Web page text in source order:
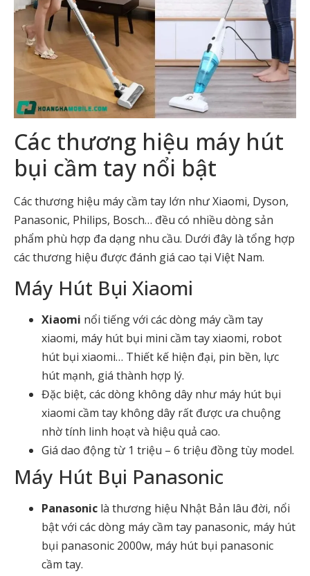
Các thương hiệu máy hút
bụi cầm tay nổi bật
Các thương hiệu máy cầm tay lớn như Xiaomi, Dyson,
Panasonic, Philips, Bosch… đều có nhiều dòng sản
phẩm phù hợp đa dạng nhu cầu. Dưới đây là tổng hợp
các thương hiệu được đánh giá cao tại Việt Nam.
Máy Hút Bụi Xiaomi
Xiaomi nổi tiếng với các dòng máy cầm tay
xiaomi, máy hút bụi mini cầm tay xiaomi, robot
hút bụi xiaomi… Thiết kế hiện đại, pin bền, lực
hút mạnh, giá thành hợp lý.
Đặc biệt, các dòng không dây như máy hút bụi
xiaomi cầm tay không dây rất được ưa chuộng
nhờ tính linh hoạt và hiệu quả cao.
Giá dao động từ 1 triệu – 6 triệu đồng tùy model.
Máy Hút Bụi Panasonic
Panasonic là thương hiệu Nhật Bản lâu đời, nổi
bật với các dòng máy cầm tay panasonic, máy hút
bụi panasonic 2000w, máy hút bụi panasonic
cầm tay.